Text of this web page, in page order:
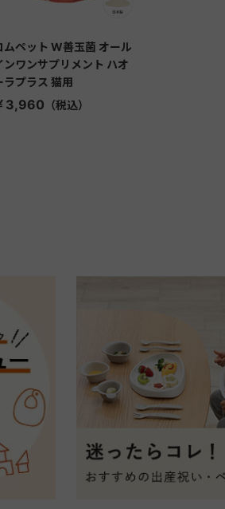
ムペット W善玉菌 オール
ンワンサプリメント ハオ
ラプラス 猫用
3,960